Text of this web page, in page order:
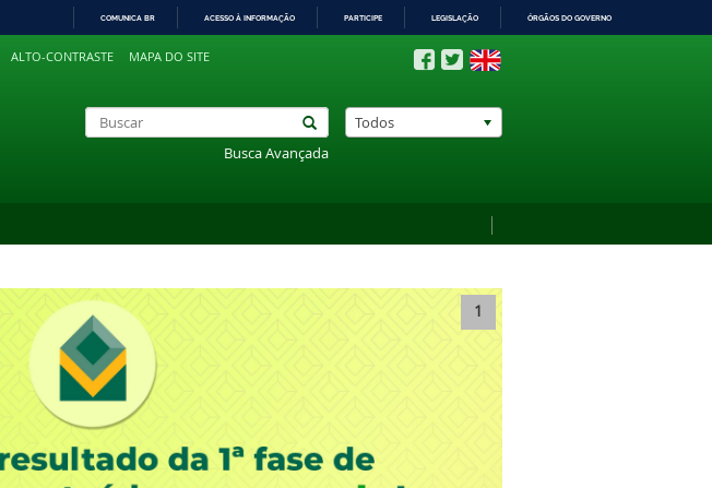
COMUNICA BR ACESSO À INFORMAÇÃO PARTICIPE LEGISLAÇÃO ÓRGÃOS DO GOVERNO
ALTO-CONTRASTE MAPA DO SITE
Busca Avançada
Todos
1